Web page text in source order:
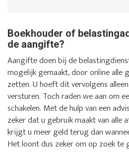
Boekhouder of
de aangifte?
Aangifte doen bij de
mogelijk gemaakt, door online alle
zetten. U hoeft dit vervolgens
versturen. Toch raden we aan om
schakelen. Met de hulp van een
zeker dat u gebruik maakt van alle
krijgt u meer geld terug dan
Het loont dus zeker om op zoek te